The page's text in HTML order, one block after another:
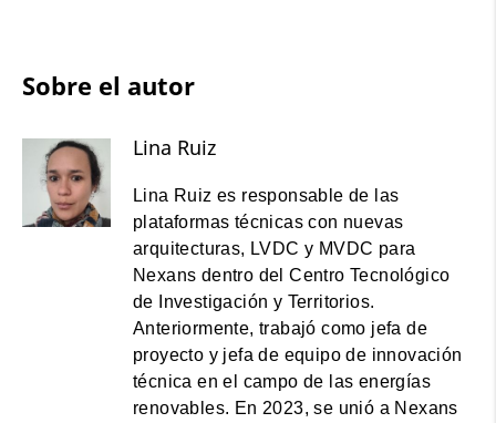
Sobre el autor
Lina Ruiz
Lina Ruiz es responsable de las
plataformas técnicas con nuevas
arquitecturas, LVDC y MVDC para
Nexans dentro del Centro Tecnológico
de Investigación y Territorios.
Anteriormente, trabajó como jefa de
proyecto y jefa de equipo de innovación
técnica en el campo de las energías
renovables. En 2023, se unió a Nexans